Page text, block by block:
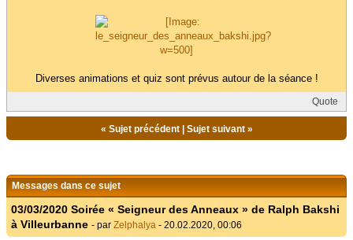
Diverses animations et quiz sont prévus autour de la séance !
Quote
« Sujet précédent| Sujet suivant»
Messages dans ce sujet
03/03/2020 Soirée « Seigneur des Anneaux » de Ralph Bakshi
à Villeurbanne - par Zelphalya - 20.02.2020, 00:06